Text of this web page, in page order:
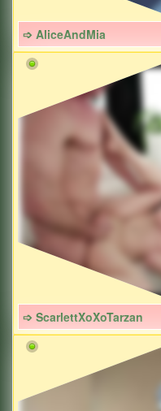
➩ AliceAndMia
➩ ScarlettXoXoTarzan